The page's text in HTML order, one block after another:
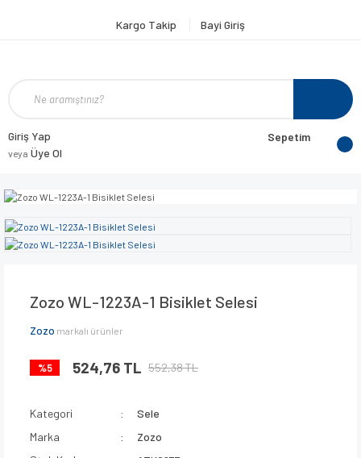
Kargo Takip Bayi Giriş
Giriş Yap
veya Üye Ol
Sepetim
Zozo WL-1223A-1 Bisiklet Selesi
Zozo markalı ürünler
%5 524,76 TL 552,38 TL
Kategori
Sele
Marka
Zozo